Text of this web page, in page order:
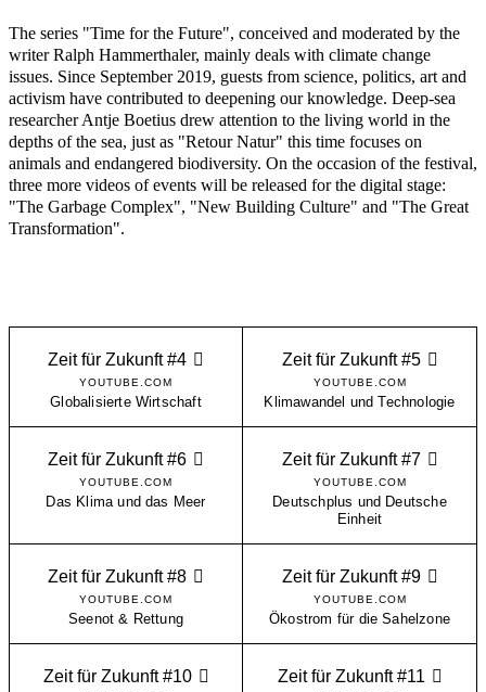
The series "Time for the Future", conceived and moderated by the
writer Ralph Hammerthaler, mainly deals with climate change
issues. Since September 2019, guests from science, politics, art and
activism have contributed to deepening our knowledge. Deep-sea
researcher Antje Boetius drew attention to the living world in the
depths of the sea, just as "Retour Natur" this time focuses on
animals and endangered biodiversity. On the occasion of the festival,
three more videos of events will be released for the digital stage:
"The Garbage Complex", "New Building Culture" and "The Great
Transformation".
Zeit für Zukunft #4
YOUTUBE.COM
Globalisierte Wirtschaft
Zeit für Zukunft #5
YOUTUBE.COM
Klimawandel und Technologie
Zeit für Zukunft #6
YOUTUBE.COM
Das Klima und das Meer
Zeit für Zukunft #7
YOUTUBE.COM
Deutschplus und Deutsche
Einheit
Zeit für Zukunft #8
YOUTUBE.COM
Seenot & Rettung
Zeit für Zukunft #9
YOUTUBE.COM
Ökostrom für die Sahelzone
Zeit für Zukunft #10 Zeit für Zukunft #11